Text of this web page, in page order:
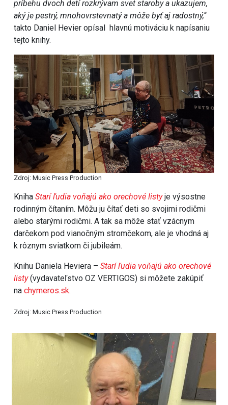
príbehu dvoch detí rozkrývam svet staroby a ukazujem,
aký je pestrý, mnohovrstevnatý a môže byť aj radostný,“
takto Daniel Hevier opísal hlavnú motiváciu k napísaniu
tejto knihy.
Zdroj: Music Press Production
Kniha Starí ľudia voňajú ako orechové listyje výsostne
rodinným čítaním. Môžu ju čítať deti so svojimi rodičmi
alebo starými rodičmi. A tak sa môže stať vzácnym
darčekom pod vianočným stromčekom, ale je vhodná aj
k rôznym sviatkom či jubileám.
Knihu Daniela Heviera – Starí ľudia voňajú ako orechové
listy(vydavateľstvo OZ VERTIGOS) si môžete zakúpiť
na chymeros.sk.
Zdroj: Music Press Production